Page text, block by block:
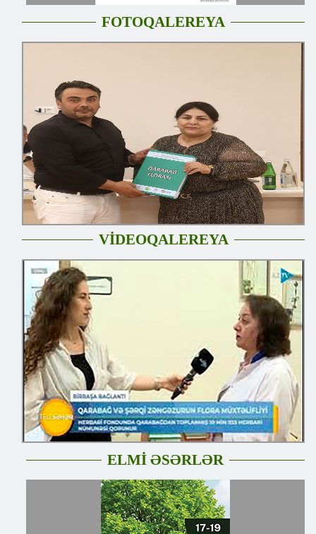
FOTOQALEREYA
VİDEOQALEREYA
ELMİ ƏSƏRLƏR